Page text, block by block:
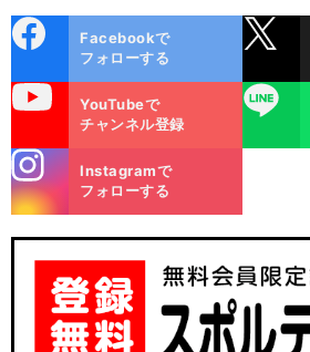
ok
Facebookで
フォローする
YouTubeで
チャンネル登録
LINE
m
Instagramで
フォローする